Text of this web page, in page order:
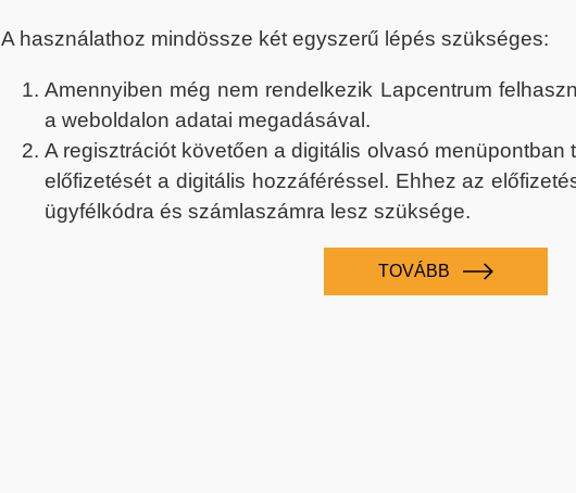
A használathoz mindössze két egyszerű lépés szükséges:
Amennyiben még nem rendelkezik Lapcentrum
a weboldalon adatai megadásával.
A regisztrációt követően a digitális olvasó
előfizetését a digitális hozzáféréssel. Ehhez az
ügyfélkódra és számlaszámra lesz szüksége.
TOVÁBB